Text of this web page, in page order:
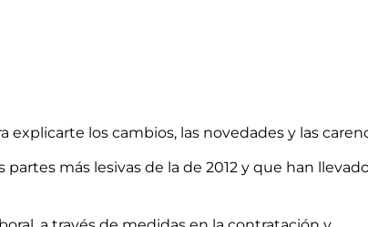
los cambios, las novedades y las
más lesivas de la de 2012 y que han